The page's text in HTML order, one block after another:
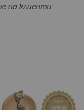
на клиенти: